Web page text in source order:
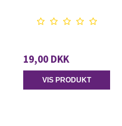
19,00 DKK
VIS PRODUKT